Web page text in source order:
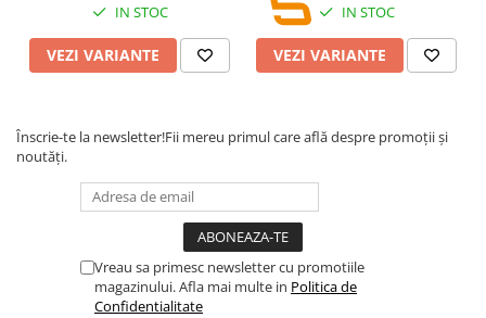
IN STOC
VEZI VARIANTE
IN STOC
VEZI VARIANTE
Înscrie-te la newsletter!Fii mereu primul care află despre promoții și
noutăți.
Vreau sa primesc newsletter cu promotiile
magazinului. Afla mai multe in Politica de
Confidentialitate